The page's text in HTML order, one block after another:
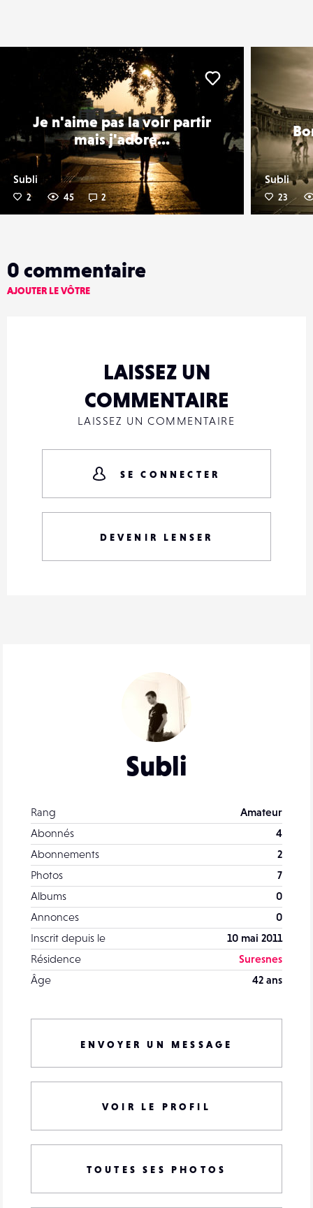
Je n'aime pas la voir partir
mais j'adore...
Subli
2 45 2
Liker
Subli
23
Subli
Rang
Amateur
Abonnés
4
Abonnements
2
Photos
7
Albums
0
Annonces
0
Inscrit depuis le
10 mai 2011
Résidence
Suresnes
Âge
42 ans
ENVOYER UN MESSAGE
VOIR LE PROFIL
TOUTES SES PHOTOS
0 commentaire
AJOUTER LE VÔTRE
LAISSEZ UN
COMMENTAIRE
LAISSEZ UN COMMENTAIRE
SE CONNECTER
DEVENIR LENSER